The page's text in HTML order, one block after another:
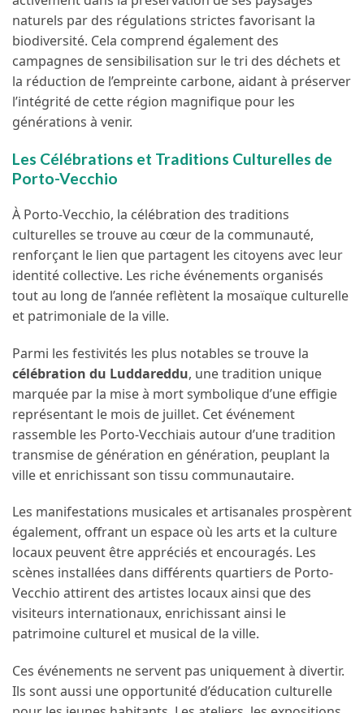
naturels par des régulations strictes favorisant la
biodiversité. Cela comprend également des
campagnes de sensibilisation sur le tri des déchets et
la réduction de l’empreinte carbone, aidant à préserver
l’intégrité de cette région magnifique pour les
générations à venir.
Les Célébrations et Traditions Culturelles de
Porto-Vecchio
À Porto-Vecchio, la célébration des traditions
culturelles se trouve au cœur de la communauté,
renforçant le lien que partagent les citoyens avec leur
identité collective. Les riche événements organisés
tout au long de l’année reflètent la mosaïque culturelle
et patrimoniale de la ville.
Parmi les festivités les plus notables se trouve la
célébration du Luddareddu, une tradition unique
marquée par la mise à mort symbolique d’une effigie
représentant le mois de juillet. Cet événement
rassemble les Porto-Vecchiais autour d’une tradition
transmise de génération en génération, peuplant la
ville et enrichissant son tissu communautaire.
Les manifestations musicales et artisanales prospèrent
également, offrant un espace où les arts et la culture
locaux peuvent être appréciés et encouragés. Les
scènes installées dans différents quartiers de Porto-
Vecchio attirent des artistes locaux ainsi que des
visiteurs internationaux, enrichissant ainsi le
patrimoine culturel et musical de la ville.
Ces événements ne servent pas uniquement à divertir.
Ils sont aussi une opportunité d’éducation culturelle